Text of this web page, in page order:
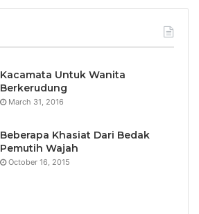
Kacamata Untuk Wanita
Berkerudung
March 31, 2016
Beberapa Khasiat Dari Bedak
Pemutih Wajah
October 16, 2015